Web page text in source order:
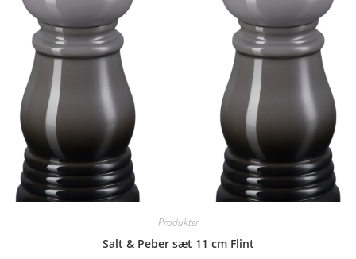
Produkter
Salt & Peber sæt 11 cm Flint